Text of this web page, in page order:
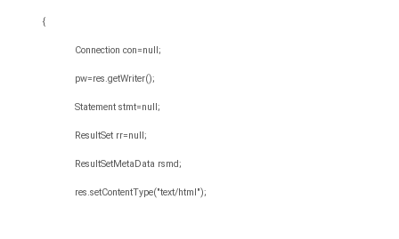
{
Connection con=null;
pw=res.getWriter();
Statement stmt=null;
ResultSet rr=null;
ResultSetMetaData rsmd;
res.setContentType("text/html");